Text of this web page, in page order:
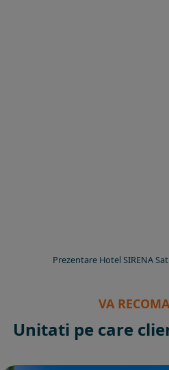
Prezentare Hotel SIRENA
VA
Unitati pe care